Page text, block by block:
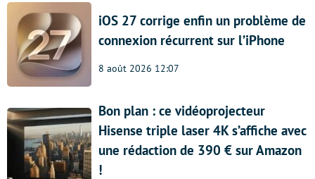
iOS 27 corrige enfin un problème de
connexion récurrent sur l’iPhone
8 août 2026 12:07
Bon plan : ce vidéoprojecteur
Hisense triple laser 4K s’affiche avec
une rédaction de 390 € sur Amazon
!